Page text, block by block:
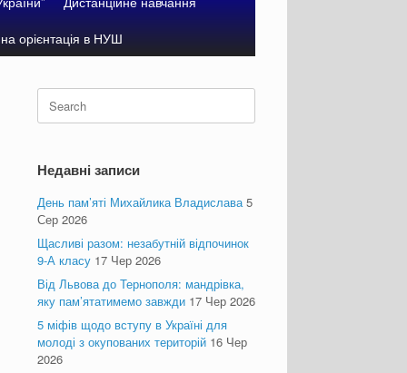
орієнтація в НУШ
Search
for:
Недавні записи
День пам’яті Михайлика Владислава 5
Сер 2026
Щасливі разом: незабутній відпочинок
9-А класу 17 Чер 2026
Від Львова до Тернополя: мандрівка,
яку пам’ятатимемо завжди 17 Чер 2026
5 міфів щодо вступу в Україні для
молоді з окупованих територій 16 Чер
2026